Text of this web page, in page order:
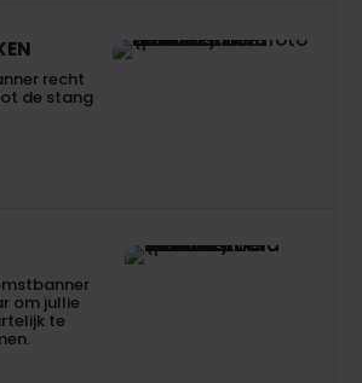
recht
de stang
om jullie
te